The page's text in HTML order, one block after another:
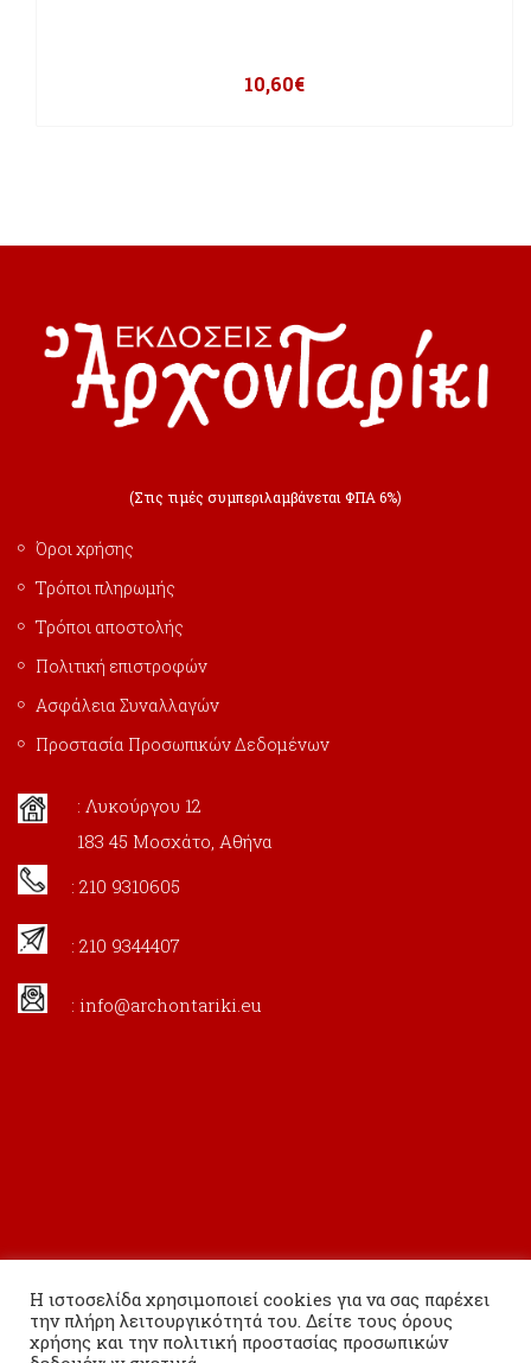
10,60€
(Στις τιμές συμπεριλαμβάνεται ΦΠΑ 6%)
Όροι χρήσης
Τρόποι πληρωμής
Τρόποι αποστολής
Πολιτική επιστροφών
Ασφάλεια Συναλλαγών
Προστασία Προσωπικών Δεδομένων
: Λυκούργου 12
183 45 Μοσχάτο, Αθήνα
: 210 9310605
: 210 9344407
: info@archontariki.eu
Η ιστοσελίδα χρησιμοποιεί cookies για να σας παρέχει
την πλήρη λειτουργικότητά του. Δείτε τους όρους
χρήσης και την πολιτική προστασίας προσωπικών